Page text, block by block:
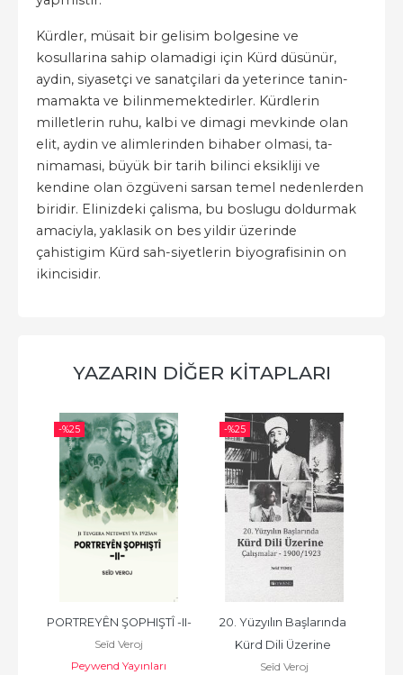
Kürdler, müsait bir gelisim bolgesine ve
kosullarina sahip olamadigi için Kürd düsünür,
aydin, siyasetçi ve sanatçilari da yeterince tanin-
mamakta ve bilinmemektedirler. Kürdlerin
milletlerin ruhu, kalbi ve dimagi mevkinde olan
elit, aydin ve alimlerinden bihaber olmasi, ta-
nimamasi, büyük bir tarih bilinci eksikliji ve
kendine olan özgüveni sarsan temel nedenlerden
biridir. Elinizdeki çalisma, bu boslugu doldurmak
amaciyla, yaklasik on bes yildir üzerinde
çahistigim Kürd sah-siyetlerin biyografisinin on
ikincisidir.
YAZARIN DIĞER KITAPLARI
-%25
PORTREYÊN ŞOPHIŞTÎ -II-
Seîd Veroj
Peywend Yayınları
-%25
20. Yüzyılın Başlarında
Kürd Dili Üzerine
Çalışmalar 1900/1923
Seîd Veroj